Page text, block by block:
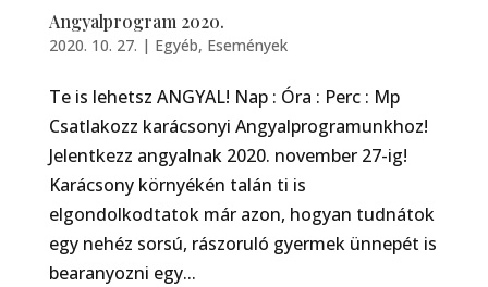
Angyalprogram 2020.
2020. 10. 27. | Egyéb, Események
Te is lehetsz ANGYAL! Nap : Óra : Perc : Mp
Csatlakozz karácsonyi Angyalprogramunkhoz!
Jelentkezz angyalnak 2020. november 27-ig!
Karácsony környékén talán ti is
elgondolkodtatok már azon, hogyan tudnátok
egy nehéz sorsú, rászoruló gyermek ünnepét is
bearanyozni egy...